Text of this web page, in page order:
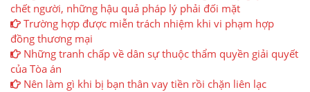
chết người, những hậu quả pháp lý phải đối mặt
Trường hợp được miễn trách nhiệm khi vi phạm hợp
đồng thương mại
Những tranh chấp về dân sự thuộc thẩm quyền giải quyết
của Tòa án
Nên làm gì khi bị bạn thân vay tiền rồi chặn liên lạc